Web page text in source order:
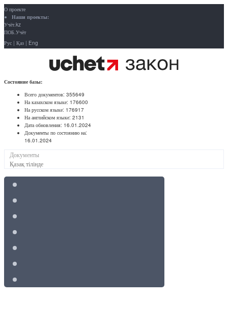
О проекте
Наши проекты:
Учёт.kz
ПОБ.Учёт
Рус | Қаз | Eng
Состояние базы:
Всего документов: 355649
На казахском языке: 176600
На русском языке: 176917
На английском языке: 2131
Дата обновления: 16.01.2024
Документы по состоянию на:
16.01.2024
Документы
Қазақ тілінде